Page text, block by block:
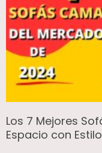
Los 7 Mejores
Espacio con